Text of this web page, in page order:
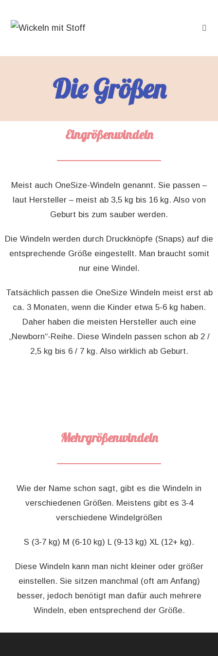
Die Größen
Eingrößenwindeln
Meist auch OneSize-Windeln genannt. Sie passen –
laut Hersteller – meist ab 3,5 kg bis 16 kg. Also von
Geburt bis zum sauber werden.
Die Windeln werden durch Druckknöpfe (Snaps) auf die
entsprechende Größe eingestellt. Man braucht somit
nur eine Windel.
Tatsächlich passen die OneSize Windeln meist erst ab
ca. 3 Monaten, wenn die Kinder etwa 5-6 kg haben.
Daher haben die meisten Hersteller auch eine
„Newborn“-Reihe. Diese Windeln passen schon ab 2 /
2,5 kg bis 6 / 7 kg. Also wirklich ab Geburt.
Mehrgrößenwindeln
Wie der Name schon sagt, gibt es die Windeln in
verschiedenen Größen. Meistens gibt es 3-4
verschiedene Windelgrößen
S (3-7 kg) M (6-10 kg) L (9-13 kg) XL (12+ kg).
Diese Windeln kann man nicht kleiner oder größer
einstellen. Sie sitzen manchmal (oft am Anfang)
besser, jedoch benötigt man dafür auch mehrere
Windeln, eben entsprechend der Größe.